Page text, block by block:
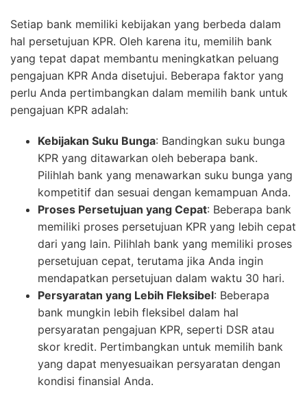
Setiap bank memiliki kebijakan yang berbeda dalam
hal persetujuan KPR. Oleh karena itu, memilih bank
yang tepat dapat membantu meningkatkan peluang
pengajuan KPR Anda disetujui. Beberapa faktor yang
perlu Anda pertimbangkan dalam memilih bank untuk
pengajuan KPR adalah:
Kebijakan Suku Bunga: Bandingkan suku bunga
KPR yang ditawarkan oleh beberapa bank.
Pilihlah bank yang menawarkan suku bunga yang
kompetitif dan sesuai dengan kemampuan Anda.
Proses Persetujuan yang Cepat: Beberapa bank
memiliki proses persetujuan KPR yang lebih cepat
dari yang lain. Pilihlah bank yang memiliki proses
persetujuan cepat, terutama jika Anda ingin
mendapatkan persetujuan dalam waktu 30 hari.
Persyaratan yang Lebih Fleksibel: Beberapa
bank mungkin lebih fleksibel dalam hal
persyaratan pengajuan KPR, seperti DSR atau
skor kredit. Pertimbangkan untuk memilih bank
yang dapat menyesuaikan persyaratan dengan
kondisi finansial Anda.